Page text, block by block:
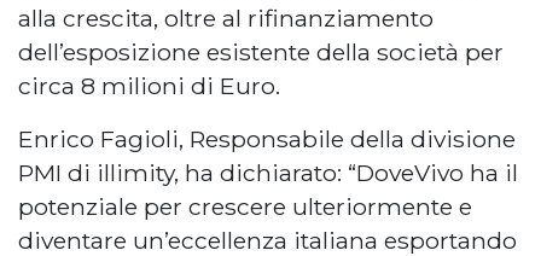
alla crescita, oltre al rifinanziamento
dell’esposizione esistente della società per
circa 8 milioni di Euro.
Enrico Fagioli, Responsabile della divisione
PMI di illimity, ha dichiarato: “DoveVivo ha il
potenziale per crescere ulteriormente e
diventare un’eccellenza italiana esportando